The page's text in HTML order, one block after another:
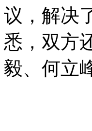
议，解决
悉，双方
毅、何立